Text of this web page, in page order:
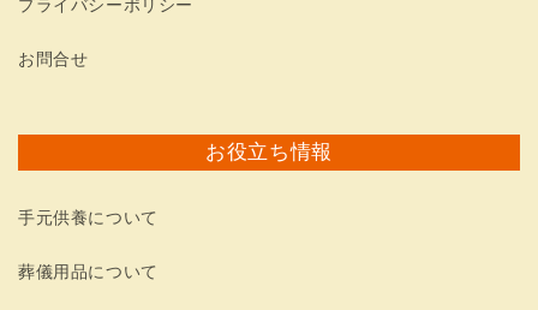
プライバシーポリシー
お問合せ
お役立ち情報
手元供養について
葬儀用品について